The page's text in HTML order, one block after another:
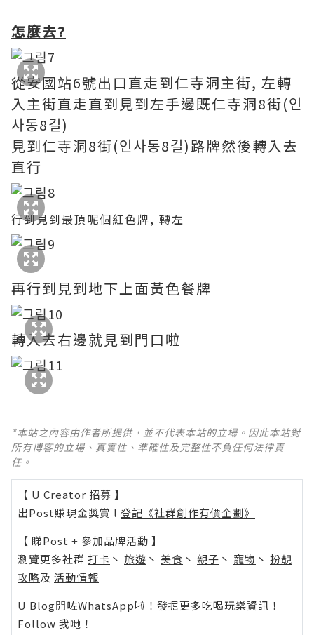
怎麼去?
從安國站6號出口直走到仁寺洞主街, 左轉
入主街直走直到見到左手邊既仁寺洞8街(인
사동8길)
見到仁寺洞8街(인사동8길)路牌然後轉入去
直行
行到見到最頂呢個紅色牌, 轉左
再行到見到地下上面黃色餐牌
轉入去右邊就見到門口啦
*本站之內容由作者所提供，並不代表本站的立場。因此本站對
所有博客的立場、真實性、準確性及完整性不負任何法律責
任。
【 U Creator 招募 】
出Post賺現金獎賞 l 登記《社群創作有價企劃》
【 睇Post + 參加品牌活動 】
瀏覽更多社群 打卡 丶 旅遊 丶 美食 丶 親子 丶 寵物 丶 扮靚
攻略及 活動情報
U Blog開咗WhatsApp啦！發掘更多吃喝玩樂資訊！
Follow 我哋 ！